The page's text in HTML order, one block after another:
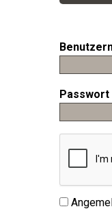
Passwort